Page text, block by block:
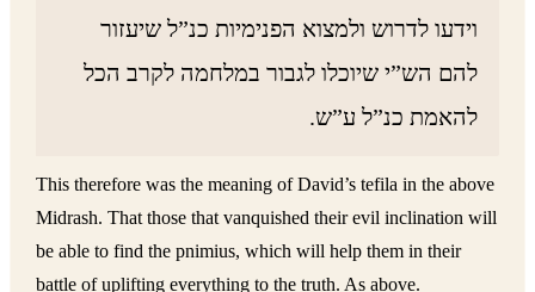
וידעו לדרוש ולמצוא הפנימיות כנ”ל שיעזור
להם הש”י שיוכלו לגבור במלחמה לקרב הכל
להאמת כנ”ל ע”ש.
This therefore was the meaning of David’s tefila in the above
Midrash. That those that vanquished their evil inclination will
be able to find the pnimius, which will help them in their
battle of uplifting everything to the truth. As above.